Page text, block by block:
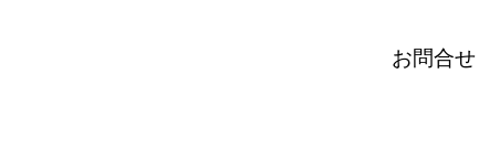
お問合せ